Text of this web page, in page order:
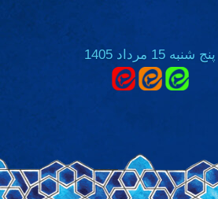
پنج شنبه 15 مرداد 1405